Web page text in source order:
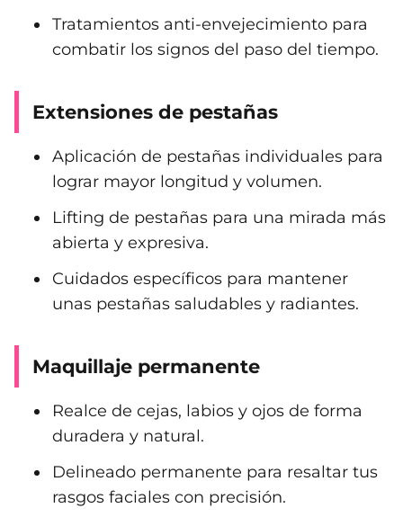
Tratamientos anti-envejecimiento para
combatir los signos del paso del tiempo.
Extensiones de pestañas
Aplicación de pestañas individuales para
lograr mayor longitud y volumen.
Lifting de pestañas para una mirada más
abierta y expresiva.
Cuidados específicos para mantener
unas pestañas saludables y radiantes.
Maquillaje permanente
Realce de cejas, labios y ojos de forma
duradera y natural.
Delineado permanente para resaltar tus
rasgos faciales con precisión.